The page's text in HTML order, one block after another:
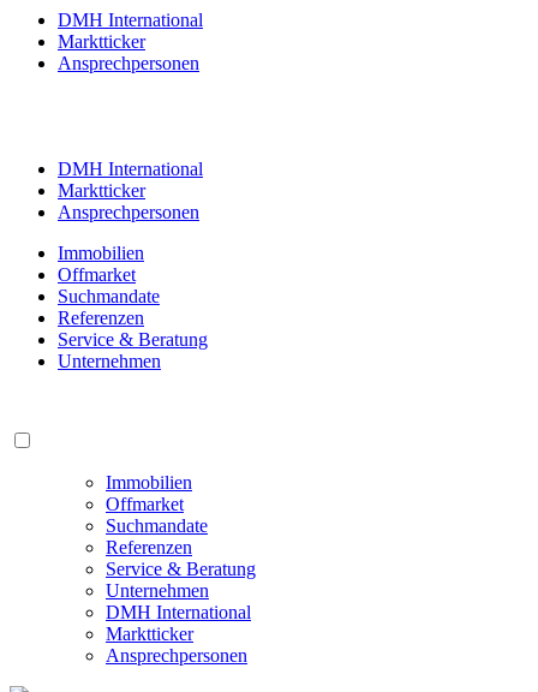
DMH International
Marktticker
Ansprechpersonen
DMH International
Marktticker
Ansprechpersonen
Immobilien
Offmarket
Suchmandate
Referenzen
Service & Beratung
Unternehmen
Immobilien
Offmarket
Suchmandate
Referenzen
Service & Beratung
Unternehmen
DMH International
Marktticker
Ansprechpersonen